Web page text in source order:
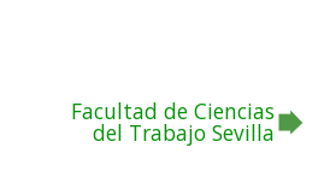
Facultad de Ciencias
del Trabajo Sevilla